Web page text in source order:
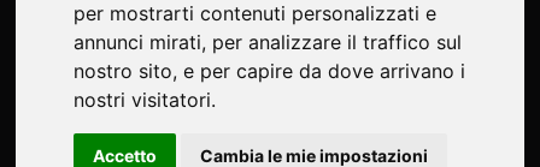
per mostrarti contenuti personalizzati e
annunci mirati, per analizzare il traffico sul
nostro sito, e per capire da dove arrivano i
nostri visitatori.
Accetto Cambia le mie impostazioni